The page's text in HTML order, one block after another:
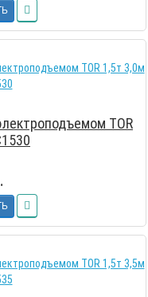
TOR